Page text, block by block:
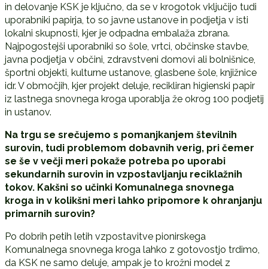
in delovanje KSK je ključno, da se v krogotok vključijo tudi
uporabniki papirja, to so javne ustanove in podjetja v isti
lokalni skupnosti, kjer je odpadna embalaža zbrana.
Najpogostejši uporabniki so šole, vrtci, občinske stavbe,
javna podjetja v občini, zdravstveni domovi ali bolnišnice,
športni objekti, kulturne ustanove, glasbene šole, knjižnice
idr. V območjih, kjer projekt deluje, recikliran higienski papir
iz lastnega snovnega kroga uporablja že okrog 100 podjetij
in ustanov.
Na trgu se srečujemo s pomanjkanjem številnih
surovin, tudi problemom dobavnih verig, pri čemer
se še v večji meri pokaže potreba po uporabi
sekundarnih surovin in vzpostavljanju reciklažnih
tokov. Kakšni so učinki Komunalnega snovnega
kroga in v kolikšni meri lahko pripomore k ohranjanju
primarnih surovin?
Po dobrih petih letih vzpostavitve pionirskega
Komunalnega snovnega kroga lahko z gotovostjo trdimo,
da KSK ne samo deluje, ampak je to krožni model z